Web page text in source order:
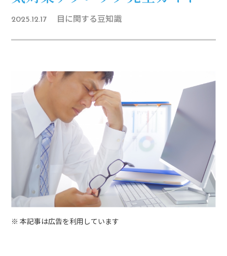
2025.12.17 目に関する豆知識
※ 本記事は広告を利用しています